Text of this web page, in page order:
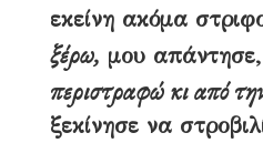
εκείνη ακόμα
ξέρω, μου απάντησε,
περιστραφώ κι από
ξεκίνησε να